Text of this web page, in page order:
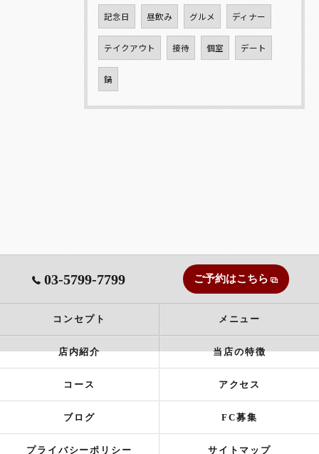
記念日 昼飲み グルメ ディナー
テイクアウト 接待 個室 デート
鍋
03-5799-7799 ご予約はこちら
コンセプト メニュー
店内紹介 当店の特徴
コース アクセス
ブログ FC募集
プライバシーポリシー サイトマップ